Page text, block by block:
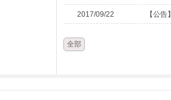
2017/09/22 【公告
全部